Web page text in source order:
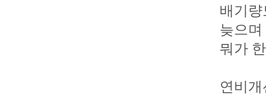
배기
늦으며
뭐가
연비